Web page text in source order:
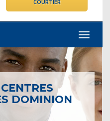
COURTIER
DOMINION